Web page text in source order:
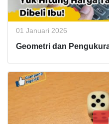
01 Januari 2026
Geometri dan